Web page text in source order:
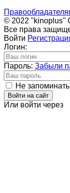
© 2022 "kinoplus"
Все права
Войти
Логин:
Пароль: Забыли
Не
Войти на сайт
Или войти через